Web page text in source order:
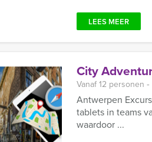
LEES MEER
City
Vanaf 12 personen
Antwerpen
tablets in teams
waardoor ...